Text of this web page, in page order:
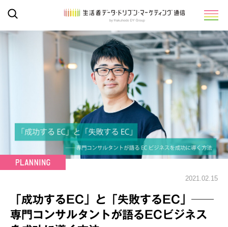
2021.02.15
「成功するEC」と「失敗するEC」──
専門コンサルタントが語るECビジネス